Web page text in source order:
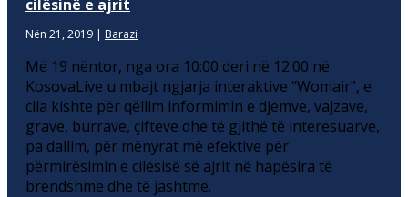
cilësinë e ajrit
Nën 21, 2019 | Barazi
Më 19 nëntor, nga ora 10:00 deri në 12:00 në
KosovaLive u mbajt ngjarja interaktive “Womair”, e
cila kishte për qëllim informimin e djemve, vajzave,
grave, burrave, çifteve dhe të gjithë të interesuarve,
pa dallim, për mënyrat më efektive për
përmirësimin e cilësisë së ajrit në hapësira të
brendshme dhe të jashtme.